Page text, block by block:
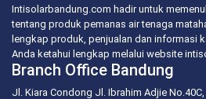
Intisolarbandung.com hadir untuk
tentang produk pemanas air tenaga
lengkap produk, penjualan dan informasi
Anda ketahui lengkap melalui website
Branch Office Bandung
Jl. Kiara Condong Jl. Ibrahim Adjie